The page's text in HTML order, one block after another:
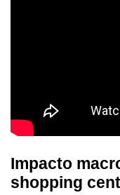
Impacto
shopping